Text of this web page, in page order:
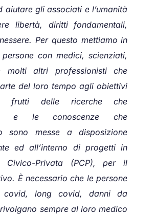
aiutare gli associati e l’umanità
libertà, diritti fondamentali,
Per questo mettiamo in
con medici, scienziati,
molti altri professionisti che
del loro tempo agli obiettivi
frutti delle ricerche che
e le conoscenze che
sono messe a disposizione
ed all’interno di progetti in
Civico-Privata (PCP), per il
È necessario che le persone
long covid, danni da
sempre al loro medico